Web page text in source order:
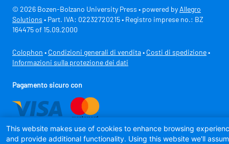
© 2026 Bozen-Bolzano University Press • powered by Allegro
Solutions • Part. IVA: 02232720215 • Registro imprese no.: BZ
164475 of 15.09.2000
Colophon • Condizioni generali di vendita • Costi di spedizione •
Informazioni sulla protezione dei dati
Pagamento sicuro con
This website makes use of cookies to enhance browsing
and provide additional functionality. Using this website we'll